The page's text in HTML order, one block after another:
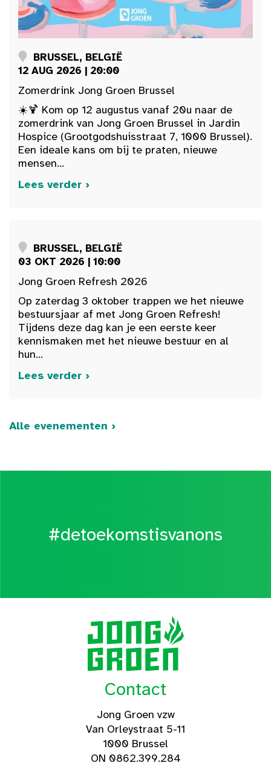
BRUSSEL, BELGIË
12 AUG 2026 | 20:00
Zomerdrink Jong Groen Brussel
☀️🍹 Kom op 12 augustus vanaf 20u naar de
zomerdrink van Jong Groen Brussel in Jardin
Hospice (Grootgodshuisstraat 7, 1000 Brussel).
Een ideale kans om bij te praten, nieuwe
mensen...
Lees verder ›
BRUSSEL, BELGIË
03 OKT 2026 | 10:00
Jong Groen Refresh 2026
Op zaterdag 3 oktober trappen we het nieuwe
bestuursjaar af met Jong Groen Refresh!
Tijdens deze dag kan je een eerste keer
kennismaken met het nieuwe bestuur en al
hun...
Lees verder ›
Alle evenementen ›
#detoekomstisvanons
Contact
Jong Groen vzw
Van Orleystraat 5-11
1000 Brussel
ON 0862.399.284